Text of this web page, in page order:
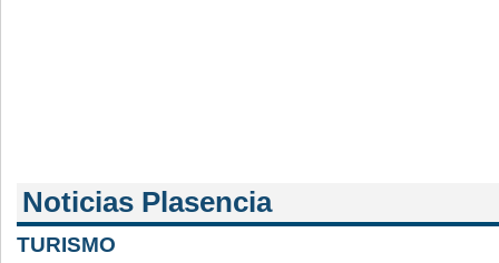
Noticias Plasencia
TURISMO